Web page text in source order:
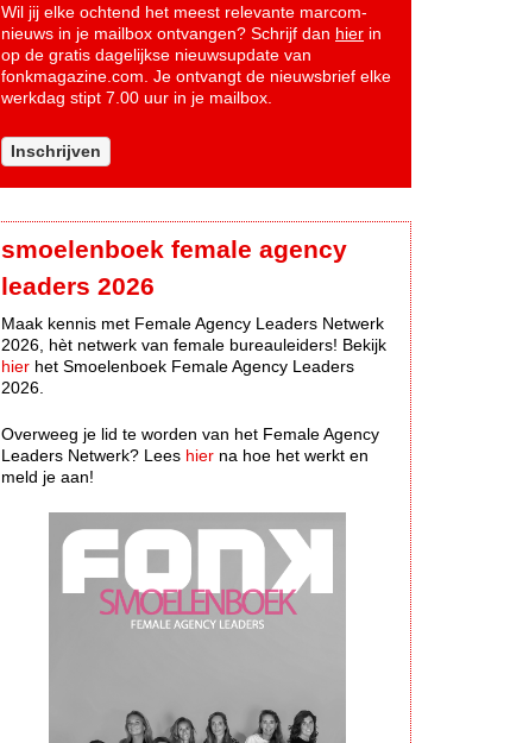
Wil jij elke ochtend het meest relevante marcom-
nieuws in je mailbox ontvangen? Schrijf dan hier in
op de gratis dagelijkse nieuwsupdate van
fonkmagazine.com. Je ontvangt de nieuwsbrief elke
werkdag stipt 7.00 uur in je mailbox.
Inschrijven
smoelenboek female agency
leaders 2026
Maak kennis met Female Agency Leaders Netwerk
2026, hèt netwerk van female bureauleiders! Bekijk
hier het Smoelenboek Female Agency Leaders
2026.
Overweeg je lid te worden van het Female Agency
Leaders Netwerk? Lees hier na hoe het werkt en
meld je aan!